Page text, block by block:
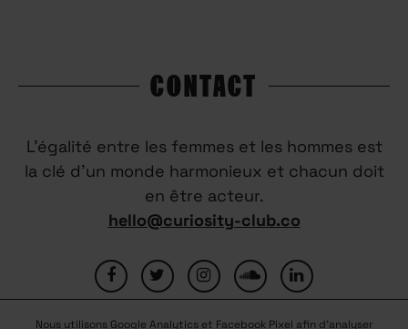
CONTACT
L’égalité entre les femmes et les hommes est
la clé d’un monde harmonieux et chacun doit
en être acteur.
hello@curiosity-club.co
Nous utilisons Google Analytics et Facebook Pixel afin d'analyser